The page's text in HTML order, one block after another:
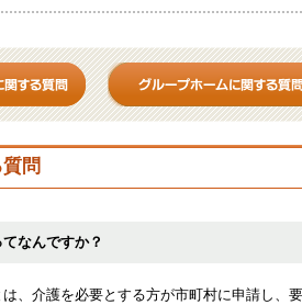
問
なんですか？
、介護を必要とする方が市町村に申請し、